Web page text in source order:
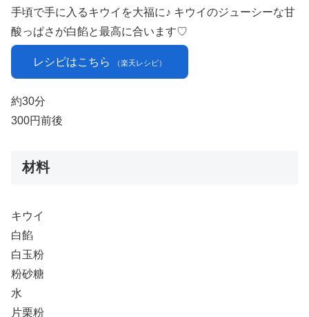
手頃で手に入るキウイを大福に♪ キウイのジューシーな甘
酸っぱさが白餡と最高に合います♡
レシピはこちら （楽天レシピ）
約30分
300円前後
材料
キウイ
白餡
白玉粉
粉砂糖
水
片栗粉